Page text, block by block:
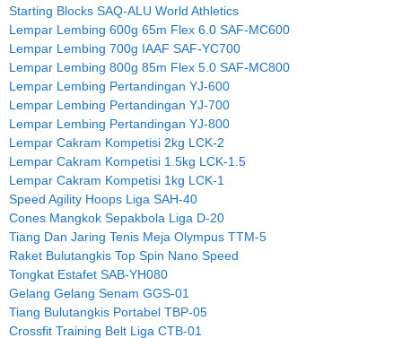
Starting Blocks SAQ-ALU World Athletics
Lempar Lembing 600g 65m Flex 6.0 SAF-MC600
Lempar Lembing 700g IAAF SAF-YC700
Lempar Lembing 800g 85m Flex 5.0 SAF-MC800
Lempar Lembing Pertandingan YJ-600
Lempar Lembing Pertandingan YJ-700
Lempar Lembing Pertandingan YJ-800
Lempar Cakram Kompetisi 2kg LCK-2
Lempar Cakram Kompetisi 1.5kg LCK-1.5
Lempar Cakram Kompetisi 1kg LCK-1
Speed Agility Hoops Liga SAH-40
Cones Mangkok Sepakbola Liga D-20
Tiang Dan Jaring Tenis Meja Olympus TTM-5
Raket Bulutangkis Top Spin Nano Speed
Tongkat Estafet SAB-YH080
Gelang Gelang Senam GGS-01
Tiang Bulutangkis Portabel TBP-05
Crossfit Training Belt Liga CTB-01